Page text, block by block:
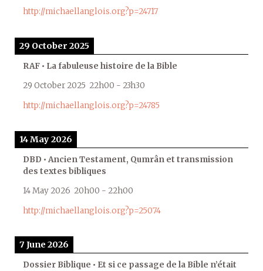
http://michaellanglois.org?p=24717
29 October 2025
RAF • La fabuleuse histoire de la Bible
29 October 2025 22h00 - 23h30
http://michaellanglois.org?p=24785
14 May 2026
DBD • Ancien Testament, Qumrân et transmission
des textes bibliques
14 May 2026 20h00 - 22h00
http://michaellanglois.org?p=25074
7 June 2026
Dossier Biblique • Et si ce passage de la Bible n’était